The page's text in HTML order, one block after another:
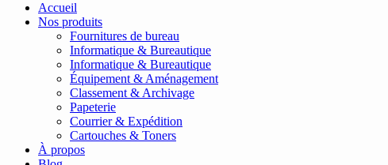
Accueil
Nos produits
Fournitures de bureau
Informatique & Bureautique
Informatique & Bureautique
Équipement & Aménagement
Classement & Archivage
Papeterie
Courrier & Expédition
Cartouches & Toners
À propos